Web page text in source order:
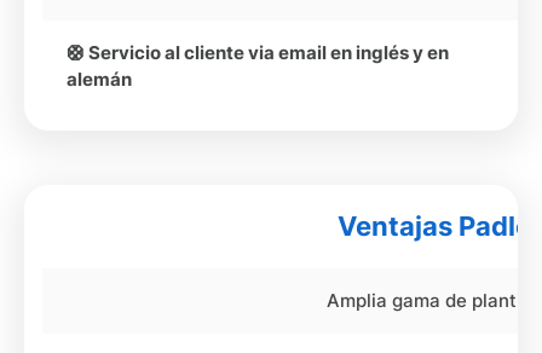
🛟 Servicio al cliente via email en inglés y en
alemán
Ventajas Padlet
Amplia gama de